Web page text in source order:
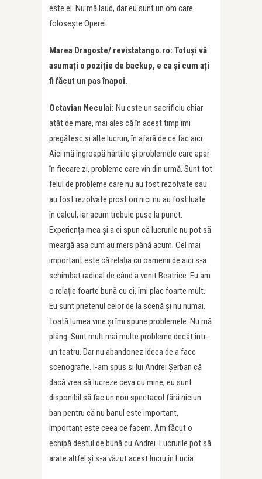
este el. Nu mă laud, dar eu sunt un om care
folosește Operei.
Marea Dragoste/ revistatango.ro: Totuși vă
asumați o poziție de backup, e ca și cum ați
fi făcut un pas înapoi.
Octavian Neculai: Nu este un sacrificiu chiar
atât de mare, mai ales că în acest timp îmi
pregătesc și alte lucruri, în afară de ce fac aici.
Aici mă îngroapă hârtiile și problemele care apar
în fiecare zi, probleme care vin din urmă. Sunt tot
felul de probleme care nu au fost rezolvate sau
au fost rezolvate prost ori nici nu au fost luate
în calcul, iar acum trebuie puse la punct.
Experiența mea și a ei spun că lucrurile nu pot să
meargă așa cum au mers până acum. Cel mai
important este că relația cu oamenii de aici s-a
schimbat radical de când a venit Beatrice. Eu am
o relație foarte bună cu ei, îmi plac foarte mult.
Eu sunt prietenul celor de la scenă și nu numai.
Toată lumea vine și îmi spune problemele. Nu mă
plâng. Sunt mult mai multe probleme decât într-
un teatru. Dar nu abandonez ideea de a face
scenografie. I-am spus și lui Andrei Șerban că
dacă vrea să lucreze ceva cu mine, eu sunt
disponibil să fac un nou spectacol fără niciun
ban pentru că nu banul este important,
important este ceea ce facem. Am făcut o
echipă destul de bună cu Andrei. Lucrurile pot să
arate altfel și s-a văzut acest lucru în Lucia.